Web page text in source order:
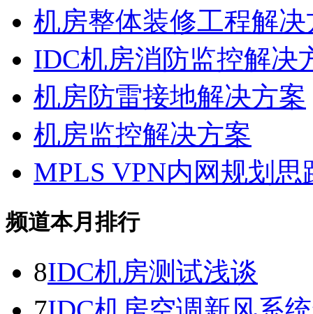
机房整体装修工程解决
IDC机房消防监控解决
机房防雷接地解决方案
机房监控解决方案
MPLS VPN内网规划思
频道本月排行
8IDC机房测试浅谈